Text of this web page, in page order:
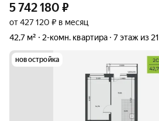
5 742 180 ₽
от 427 120 ₽ в месяц
42,7 м²
2-комн. квартира 7 этаж из 21
новостройка